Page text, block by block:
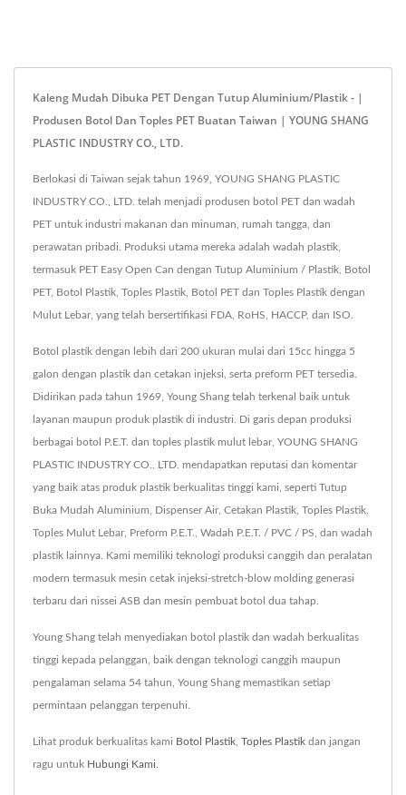
Kaleng Mudah Dibuka PET Dengan Tutup Aluminium/Plastik - |
Produsen Botol Dan Toples PET Buatan Taiwan | YOUNG SHANG
PLASTIC INDUSTRY CO., LTD.
Berlokasi di Taiwan sejak tahun 1969, YOUNG SHANG PLASTIC
INDUSTRY CO., LTD. telah menjadi produsen botol PET dan wadah
PET untuk industri makanan dan minuman, rumah tangga, dan
perawatan pribadi. Produksi utama mereka adalah wadah plastik,
termasuk PET Easy Open Can dengan Tutup Aluminium / Plastik, Botol
PET, Botol Plastik, Toples Plastik, Botol PET dan Toples Plastik dengan
Mulut Lebar, yang telah bersertifikasi FDA, RoHS, HACCP, dan ISO.
Botol plastik dengan lebih dari 200 ukuran mulai dari 15cc hingga 5
galon dengan plastik dan cetakan injeksi, serta preform PET tersedia.
Didirikan pada tahun 1969, Young Shang telah terkenal baik untuk
layanan maupun produk plastik di industri. Di garis depan produksi
berbagai botol P.E.T. dan toples plastik mulut lebar, YOUNG SHANG
PLASTIC INDUSTRY CO., LTD. mendapatkan reputasi dan komentar
yang baik atas produk plastik berkualitas tinggi kami, seperti Tutup
Buka Mudah Aluminium, Dispenser Air, Cetakan Plastik, Toples Plastik,
Toples Mulut Lebar, Preform P.E.T., Wadah P.E.T. / PVC / PS, dan wadah
plastik lainnya. Kami memiliki teknologi produksi canggih dan peralatan
modern termasuk mesin cetak injeksi-stretch-blow molding generasi
terbaru dari nissei ASB dan mesin pembuat botol dua tahap.
Young Shang telah menyediakan botol plastik dan wadah berkualitas
tinggi kepada pelanggan, baik dengan teknologi canggih maupun
pengalaman selama 54 tahun, Young Shang memastikan setiap
permintaan pelanggan terpenuhi.
Lihat produk berkualitas kami Botol Plastik Toples Plastik dan jangan
ragu untuk Hubungi Kami